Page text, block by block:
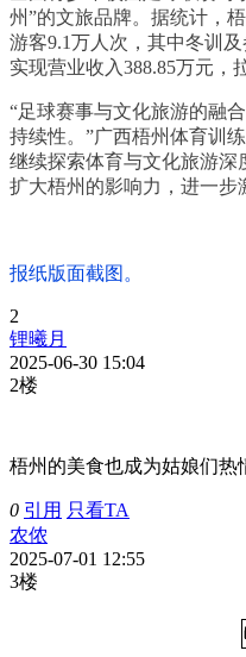
州”的文旅品牌。据统计，
游客9.1万人次，其中冬训
实现营业收入388.85万元，
“足球赛事与文化旅游的融
持续性。”广西梧州体育训
继续探索体育与文化旅游
扩大梧州的影响力，进一步
报纸版面截图。
2
锂曦月
2025-06-30 15:04
2楼
梧州的美食也成为姑娘们热
0 引用 只看TA
农侬
2025-07-01 12:55
3楼